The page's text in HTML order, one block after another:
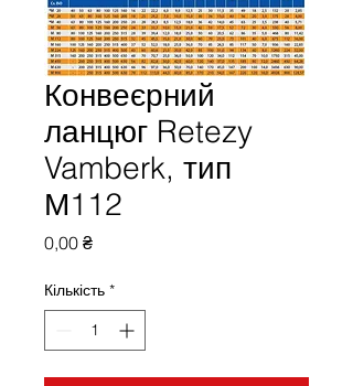
Конвеєрний
ланцюг Retezy
Vamberk, тип
М112
0,00 ₴Ціна
Кількість *